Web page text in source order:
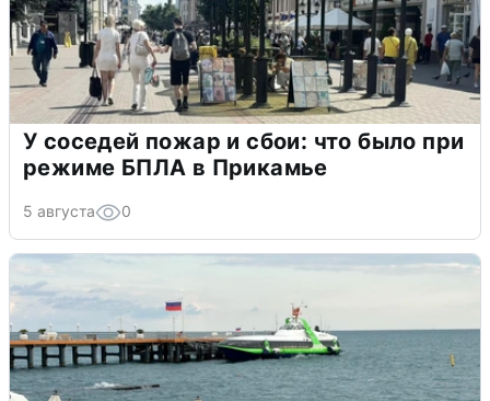
У соседей пожар и сбои: что было при
режиме БПЛА в Прикамье
5 августа 0